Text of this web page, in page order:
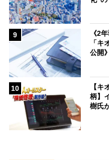
9
《2
「キ
公開
10
【
柄】
樹氏